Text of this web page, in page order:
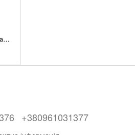
Комбінованний водонагрівач Eldom Green Line 150 литров 1x3 kw WV15046SL/SR
+380961031377